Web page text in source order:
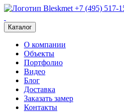
+7 (495) 517-
Каталог
О компании
Объекты
Портфолио
Видео
Блог
Доставка
Заказать замер
Контакты